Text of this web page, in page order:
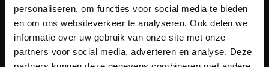
personaliseren, om functies voor social media te bieden
en om ons websiteverkeer te analyseren. Ook delen we
informatie over uw gebruik van onze site met onze
partners voor social media, adverteren en analyse. Deze